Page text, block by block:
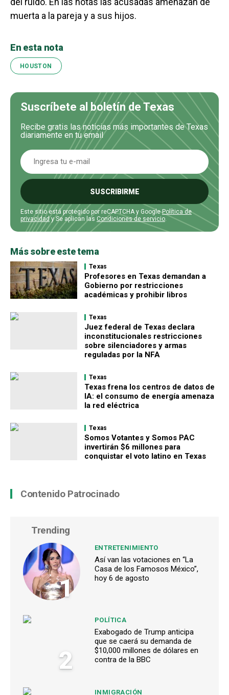
muerta a la pareja y a sus hijos.
En esta nota
HOUSTON
Suscríbete al boletín de Texas
Recibe gratis las noticias más importantes de Texas
diariamente en tu email
SUSCRIBIRME
Este sitio está protegido por reCAPTCHA y GooglePolítica de
privacidady Se aplican las Condiciones de servicio.
Más sobre este tema
Texas
Profesores en Texas demandan a
Gobierno por restricciones
académicas y prohibir libros
Texas
Juez federal de Texas declara
inconstitucionales restricciones
sobre silenciadores y armas
reguladas por la NFA
Texas
Texas frena los centros de datos de
IA: el consumo de energía amenaza
la red eléctrica
Texas
Somos Votantes y Somos PAC
invertirán $6 millones para
conquistar el voto latino en Texas
Contenido Patrocinado
Trending
1
ENTRETENIMIENTO
Así van las votaciones en “La
Casa de los Famosos México”,
hoy 6 de agosto
2
POLÍTICA
Exabogado de Trump anticipa
que se caerá su demanda de
$10,000 millones de dólares en
contra de la BBC
INMIGRACIÓN